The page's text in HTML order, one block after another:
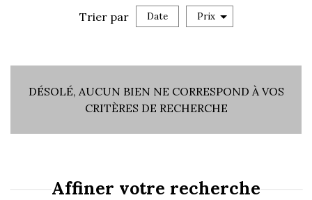
Trier par Date Prix
DÉSOLÉ, AUCUN BIEN NE CORRESPOND À VOS
CRITÈRES DE RECHERCHE
Affiner votre recherche